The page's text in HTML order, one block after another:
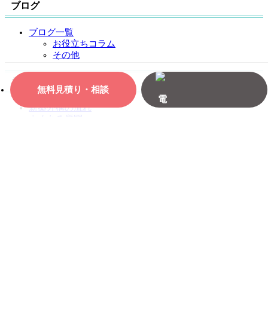
無料見積り・相談
ブログ
ブログ一覧
お役立ちコラム
その他
お役立ち情報
新築外構の流れ
よくある質問